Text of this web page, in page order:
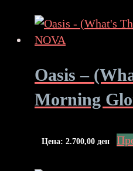
Oasis –
Morning
Цена: 2.700,00 ден